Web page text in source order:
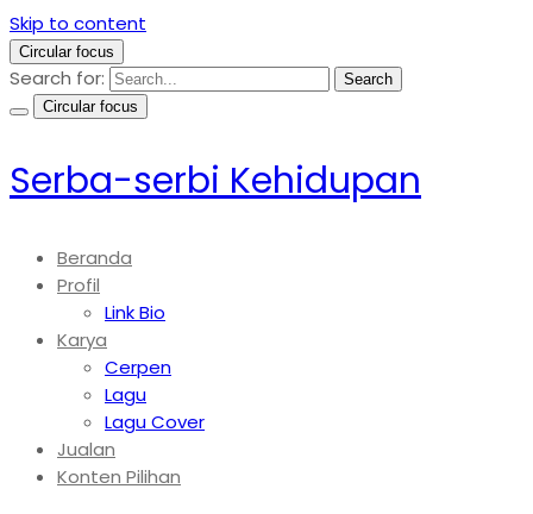
Skip to content
Circular focus
Search for:
Search
Circular focus
Serba-serbi Kehidupan
Beranda
Profil
Link Bio
Karya
Cerpen
Lagu
Lagu Cover
Jualan
Konten Pilihan